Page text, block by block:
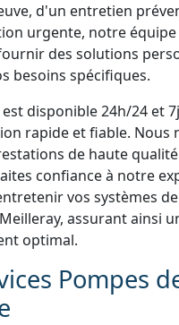
d'un entretien
urgente, notre
des solutions
besoins spécifiques.
disponible 24h/24 et
rapide et fiable. Nous
de haute
confiance à notre
vos systèmes
assurant ainsi
optimal.
Pompes